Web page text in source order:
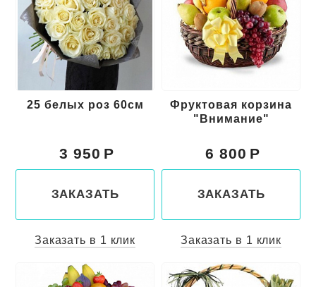
25 белых роз 60см
3 950
ЗАКАЗАТЬ
Заказать в 1 клик
Фруктовая корзина
"Внимание"
6 800
ЗАКАЗАТЬ
Заказать в 1 клик